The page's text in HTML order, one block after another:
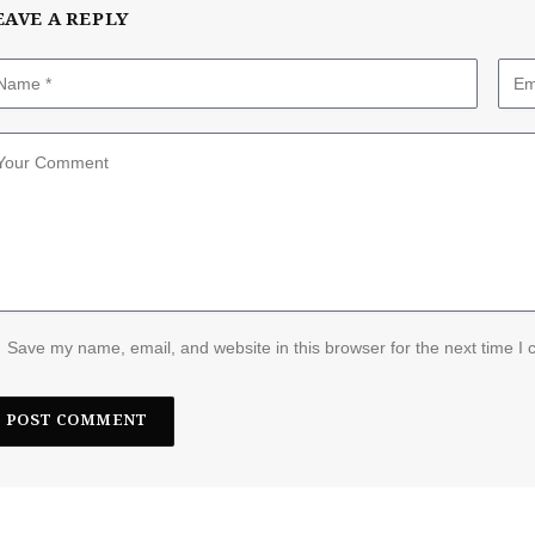
A REPLY
Save my name, email, and website in this browser for the next time I